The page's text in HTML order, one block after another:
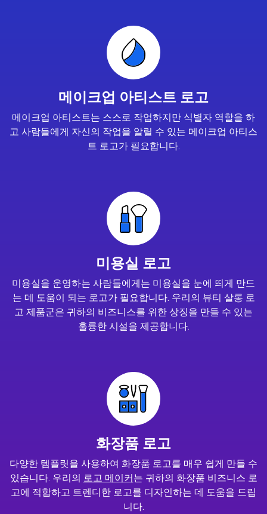
메이크업 아티스트 로고
메이크업 아티스트는 스스로 작업하지만 식별자 역할을 하
고 사람들에게 자신의 작업을 알릴 수 있는 메이크업 아티스
트 로고가 필요합니다.
미용실 로고
미용실을 운영하는 사람들에게는 미용실을 눈에 띄게 만드
는 데 도움이 되는 로고가 필요합니다. 우리의 뷰티 살롱 로
고 제품군은 귀하의 비즈니스를 위한 상징을 만들 수 있는
훌륭한 시설을 제공합니다.
화장품 로고
다양한 템플릿을 사용하여 화장품 로고를 매우 쉽게 만들 수
있습니다. 우리의 로고 메이커는 귀하의 화장품 비즈니스 로
고에 적합하고 트렌디한 로고를 디자인하는 데 도움을 드립
니다.